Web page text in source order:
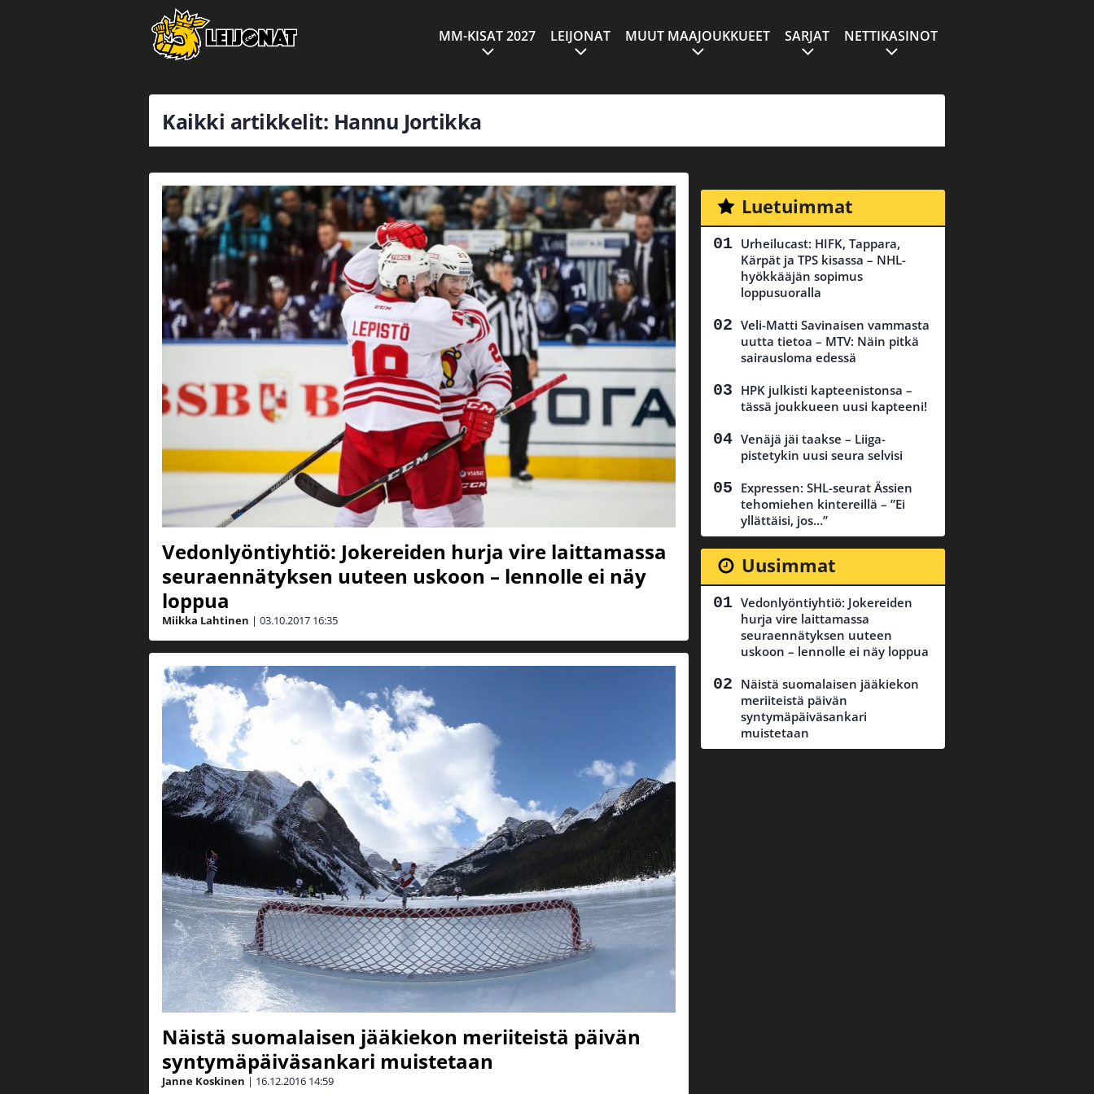
MM-KISAT 2027 LEIJONAT MUUT MAAJOUKKUEET SARJAT NETTIKASINOT
Kaikki artikkelit: Hannu Jortikka
Vedonlyöntiyhtiö: Jokereiden hurja vire laittamassa
seuraennätyksen uuteen uskoon – lennolle ei näy
loppua
Miikka Lahtinen | 03.10.2017 16:35
Näistä suomalaisen jääkiekon meriiteistä päivän
syntymäpäiväsankari muistetaan
Janne Koskinen | 16.12.2016 14:59
Luetuimmat
Urheilucast: HIFK, Tappara,
Kärpät ja TPS kisassa – NHL-
hyökkääjän sopimus
loppusuoralla
Veli-Matti Savinaisen vammasta
uutta tietoa – MTV: Näin pitkä
sairausloma edessä
HPK julkisti kapteenistonsa –
tässä joukkueen uusi kapteeni!
Venäjä jäi taakse – Liiga-
pistetykin uusi seura selvisi
Expressen: SHL-seurat Ässien
tehomiehen kintereillä – ”Ei
yllättäisi, jos…”
Uusimmat
Vedonlyöntiyhtiö: Jokereiden
hurja vire laittamassa
seuraennätyksen uuteen
uskoon – lennolle ei näy loppua
Näistä suomalaisen jääkiekon
meriiteistä päivän
syntymäpäiväsankari
muistetaan